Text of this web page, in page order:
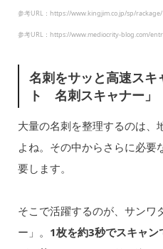
参考URL：https://www.kingjim.co.jp/sp/rackage/
参考URL：https://www.mediocrity-blog.com/
名刺をサッと高速スキ
ト 名刺スキャナー」
大量の名刺を整理するのは、
よね。その中からさらに必要
要します。
そこで活躍するのが、サンワ
ー」。 1枚を約3秒でスキャ